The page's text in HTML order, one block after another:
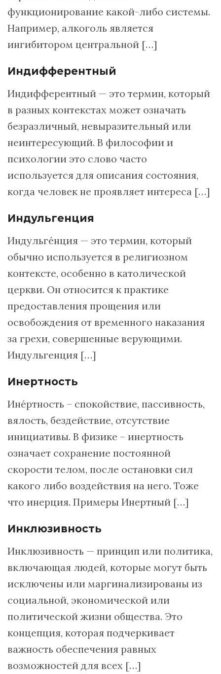
функционирование какой-либо системы.
Например, алкоголь является
ингибитором центральной […]
Индифферентный
Индифферентный — это термин, который
в разных контекстах может означать
безразличный, невыразительный или
неинтересующий. В философии и
психологии это слово часто
используется для описания состояния,
когда человек не проявляет интереса […]
Индульгенция
Индульгéнция — это термин, который
обычно используется в религиозном
контексте, особенно в католической
церкви. Он относится к практике
предоставления прощения или
освобождения от временного наказания
за грехи, совершенные верующими.
Индульгенция […]
Инертность
Инéртность – спокойствие, пассивность,
вялость, бездействие, отсутствие
инициативы. В физике – инертность
означает сохранение постоянной
скорости телом, после остановки сил
какого либо воздействия на него. Тоже
что инерция. Примеры Инертный […]
Инклюзивность
Инклюзивность — принцип или политика,
включающая людей, которые могут быть
исключены или маргинализированы из
социальной, экономической или
политической жизни общества. Это
концепция, которая подчеркивает
важность обеспечения равных
возможностей для всех […]